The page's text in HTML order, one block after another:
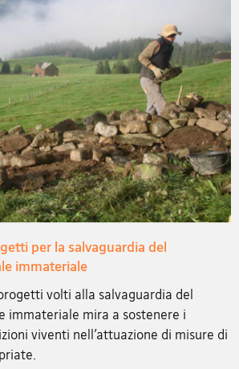
per la salvaguardia del
immateriale
volti alla salvaguardia del
immateriale mira a sostenere i
viventi nell’attuazione di misure di